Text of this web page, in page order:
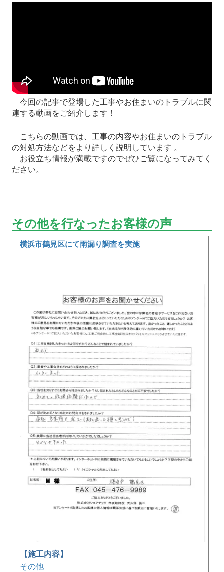
今回の記事で登場した工事やお住まいのトラブルに関
連する動画をご紹介します！
こちらの動画では、工事の内容やお住まいのトラブル
の対処方法などをより詳しく説明しています 。
お役立ち情報が満載ですのでぜひご覧になってみてく
ださい。
その他を行なったお客様の声
横浜市鶴見区にて雨漏り調査を実施
【施工内容】
その他